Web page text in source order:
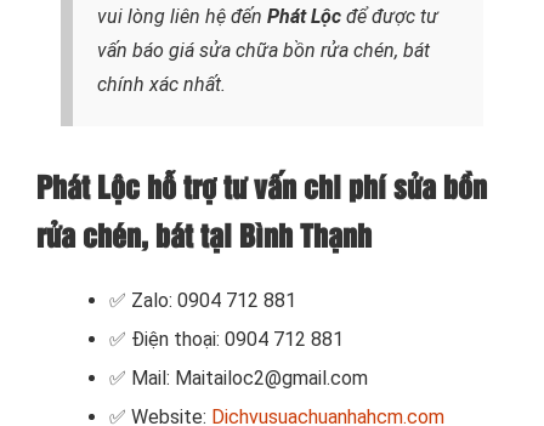
vui lòng liên hệ đến Phát Lộc để được tư
vấn báo giá sửa chữa bồn rửa chén, bát
chính xác nhất.
Phát Lộc hỗ trợ tư vấn chi phí sửa bồn
rửa chén, bát tại Bình Thạnh
✅ Zalo: 0904 712 881
✅ Điện thoại: 0904 712 881
✅ Mail: Maitailoc2@gmail.com
✅ Website: Dichvusuachuanhahcm.com